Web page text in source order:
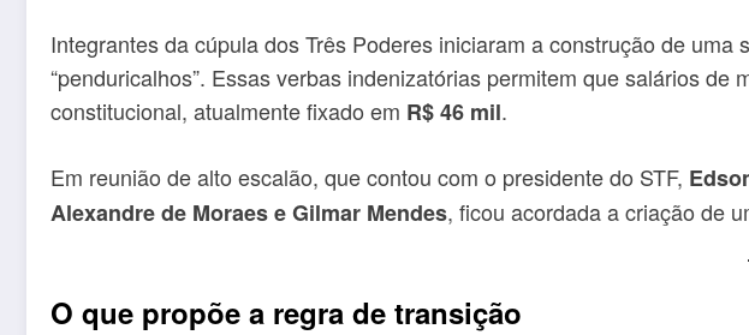
Integrantes da cúpula dos Três Poderes iniciaram a construção de
“penduricalhos”. Essas verbas indenizatórias permitem que salários
constitucional, atualmente fixado em R$ 46 mil.
Em reunião de alto escalão, que contou com o presidente do STF,
Alexandre de Moraes e Gilmar Mendes, ficou acordada a criação de
O que propõe a regra de transição